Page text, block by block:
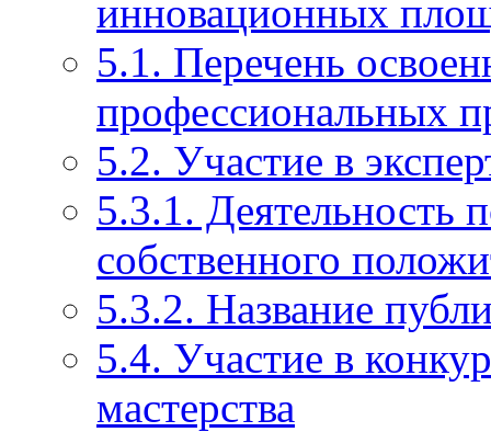
инновационных
5.1. Перечень
профессиональных
5.2. Участие в
5.3.1. Деятельность
собственного
5.3.2. Название
5.4. Участие в
мастерства